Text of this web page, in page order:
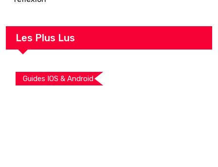
Les Plus Lus
Guides IOS & Android